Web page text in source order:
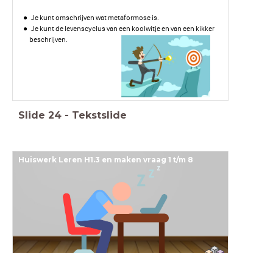
Je kunt omschrijven wat metaformose is.
Je kunt de levenscyclus van een koolwitje en van een kikker
beschrijven.
Slide 24 - Tekstslide
Huiswerk Leren H1.3 en maken vraag 1 t/m 8